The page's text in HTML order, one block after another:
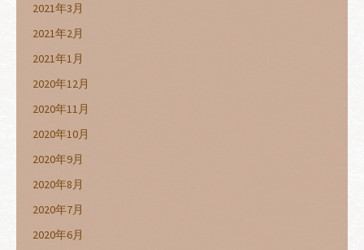
2021年3月
2021年2月
2021年1月
2020年12月
2020年11月
2020年10月
2020年9月
2020年8月
2020年7月
2020年6月